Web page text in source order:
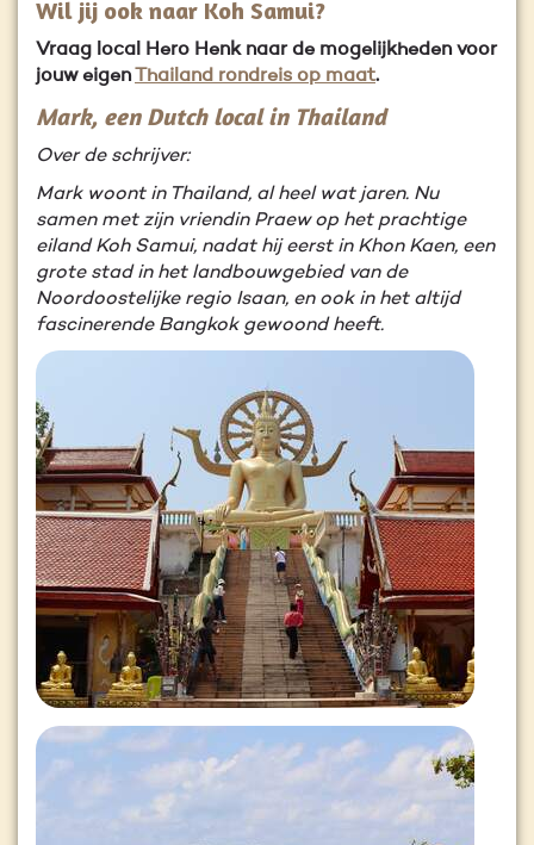
Wil jij ook naar Koh Samui?
Vraag local Hero Henk naar de mogelijkheden voor
jouw eigen
Thailand rondreis op maat.
Mark, een Dutch local in Thailand
Over de schrijver:
Mark woont in Thailand, al heel wat jaren. Nu
samen met zijn vriendin Praew op het prachtige
eiland Koh Samui, nadat hij eerst in Khon Kaen, een
grote stad in het landbouwgebied van de
Noordoostelijke regio Isaan, en ook in het altijd
fascinerende Bangkok gewoond heeft.